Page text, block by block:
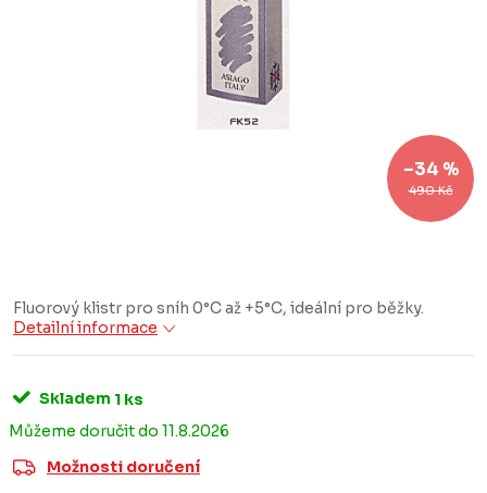
490 Kč
–34 %
Fluorový klistr pro sníh 0°C až +5°C, ideální pro běžky.
Detailní informace
Skladem 1 ks
11.8.2026
Možnosti doručení